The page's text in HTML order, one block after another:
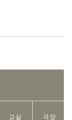
교실 극장